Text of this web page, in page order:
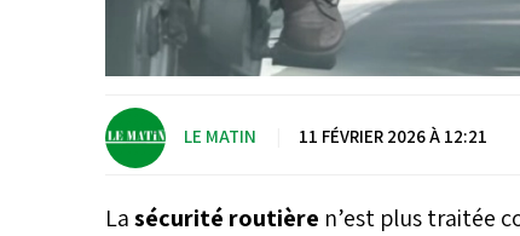
LE MATIN 11 FÉVRIER 2026 À 12:21
Lasécurité routière n’est plus traitée